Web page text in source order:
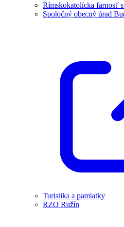
Rímskokatolícka farnosť
Spoločný obecný úrad
Turistika a pamiatky
RZO Ružín